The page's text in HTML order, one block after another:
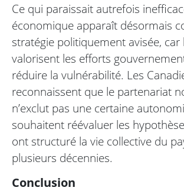
Ce qui paraissait autrefois
économique apparaît désormais
stratégie politiquement avisée, car
valorisent les efforts
réduire la vulnérabilité. Les
reconnaissent que le partenariat
n’exclut pas une certaine
souhaitent réévaluer les
ont structuré la vie collective du
plusieurs décennies.
Conclusion